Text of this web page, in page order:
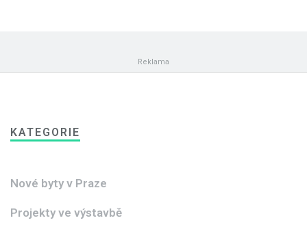
KATEGORIE
Nové byty v Praze
Projekty ve výstavbě